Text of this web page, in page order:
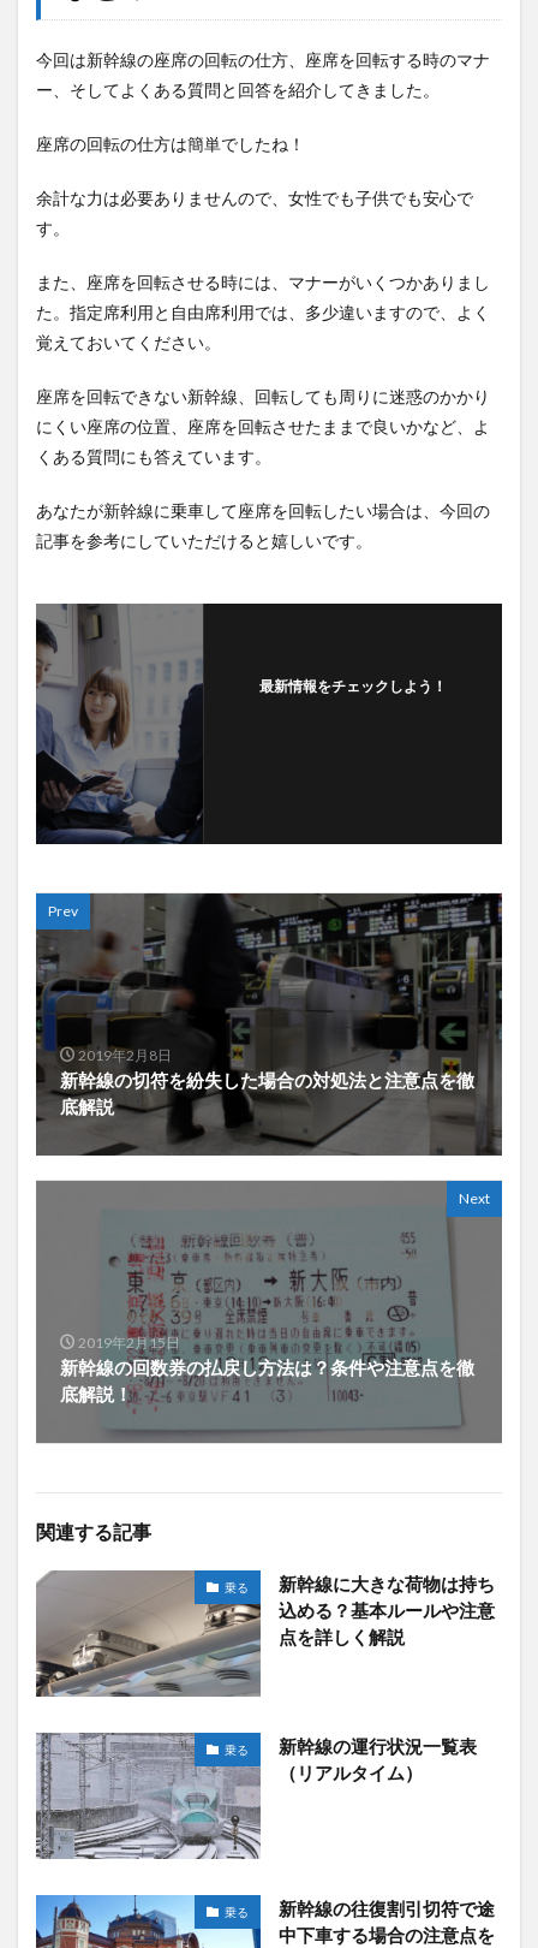
今回は新幹線の座席の回転の仕方、座席を回転する時のマナ
ー、そしてよくある質問と回答を紹介してきました。
座席の回転の仕方は簡単でしたね！
余計な力は必要ありませんので、女性でも子供でも安心で
す。
また、座席を回転させる時には、マナーがいくつかありまし
た。指定席利用と自由席利用では、多少違いますので、よく
覚えておいてください。
座席を回転できない新幹線、回転しても周りに迷惑のかかり
にくい座席の位置、座席を回転させたままで良いかなど、よ
くある質問にも答えています。
あなたが新幹線に乗車して座席を回転したい場合は、今回の
記事を参考にしていただけると嬉しいです。
最新情報をチェックしよう！
Prev
2019年2月8日
新幹線の切符を紛失した場合の対処法と注意点を徹
底解説
Next
2019年2月15日
新幹線の回数券の払戻し方法は？条件や注意点を徹
底解説！
関連する記事
乗る
新幹線に大きな荷物は持ち
込める？基本ルールや注意
点を詳しく解説
乗る
新幹線の運行状況一覧表
（リアルタイム）
乗る
新幹線の往復割引切符で途
中下車する場合の注意点を